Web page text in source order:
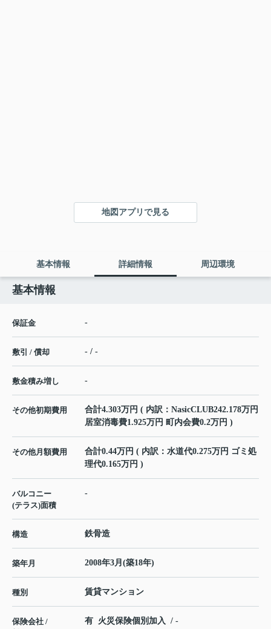
地図アプリで見る
基本情報 詳細情報 周辺環境
基本情報
保証金 -
敷引 / 償却 - / -
敷金積み増し -
その他初期費用
合計4.303万円 ( 内訳：NasicCLUB242.178万円
居室消毒費1.925万円 町内会費0.2万円 )
その他月額費用
合計0.44万円 ( 内訳：水道代0.275万円 ゴミ処
理代0.165万円 )
バルコニー
(テラス)面積
-
構造 鉄骨造
築年月 2008年3月(築18年)
種別 賃貸マンション
保険会社 /
有 火災保険個別加入 / -